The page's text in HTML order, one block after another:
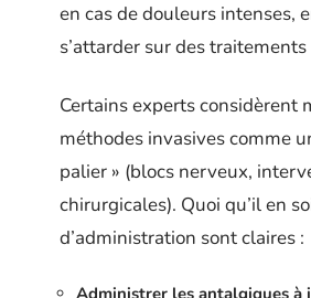
en cas de douleurs intenses,
s’attarder sur des
Certains experts considèrent
méthodes invasives comme
palier » (blocs nerveux,
chirurgicales). Quoi qu’il en
d’administration sont claires :
Administrer les antalgiques à